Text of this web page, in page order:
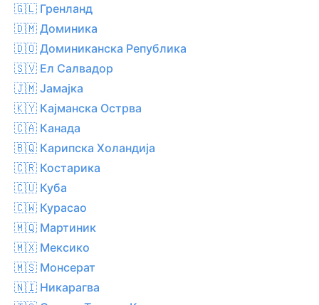
🇬🇱 Гренланд
🇩🇲 Доминика
🇩🇴 Доминиканска Република
🇸🇻 Ел Салвадор
🇯🇲 Јамајка
🇰🇾 Кајманска Острва
🇨🇦 Канада
🇧🇶 Карипска Холандија
🇨🇷 Костарика
🇨🇺 Куба
🇨🇼 Курасао
🇲🇶 Мартиник
🇲🇽 Мексико
🇲🇸 Монсерат
🇳🇮 Никарагва